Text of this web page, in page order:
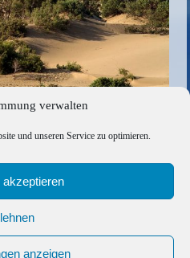
verwalten
und unseren Service zu optimieren.
anzeigen
A9036642BE1F
Segelreisen GmbH
|Cookie-Richtlinie